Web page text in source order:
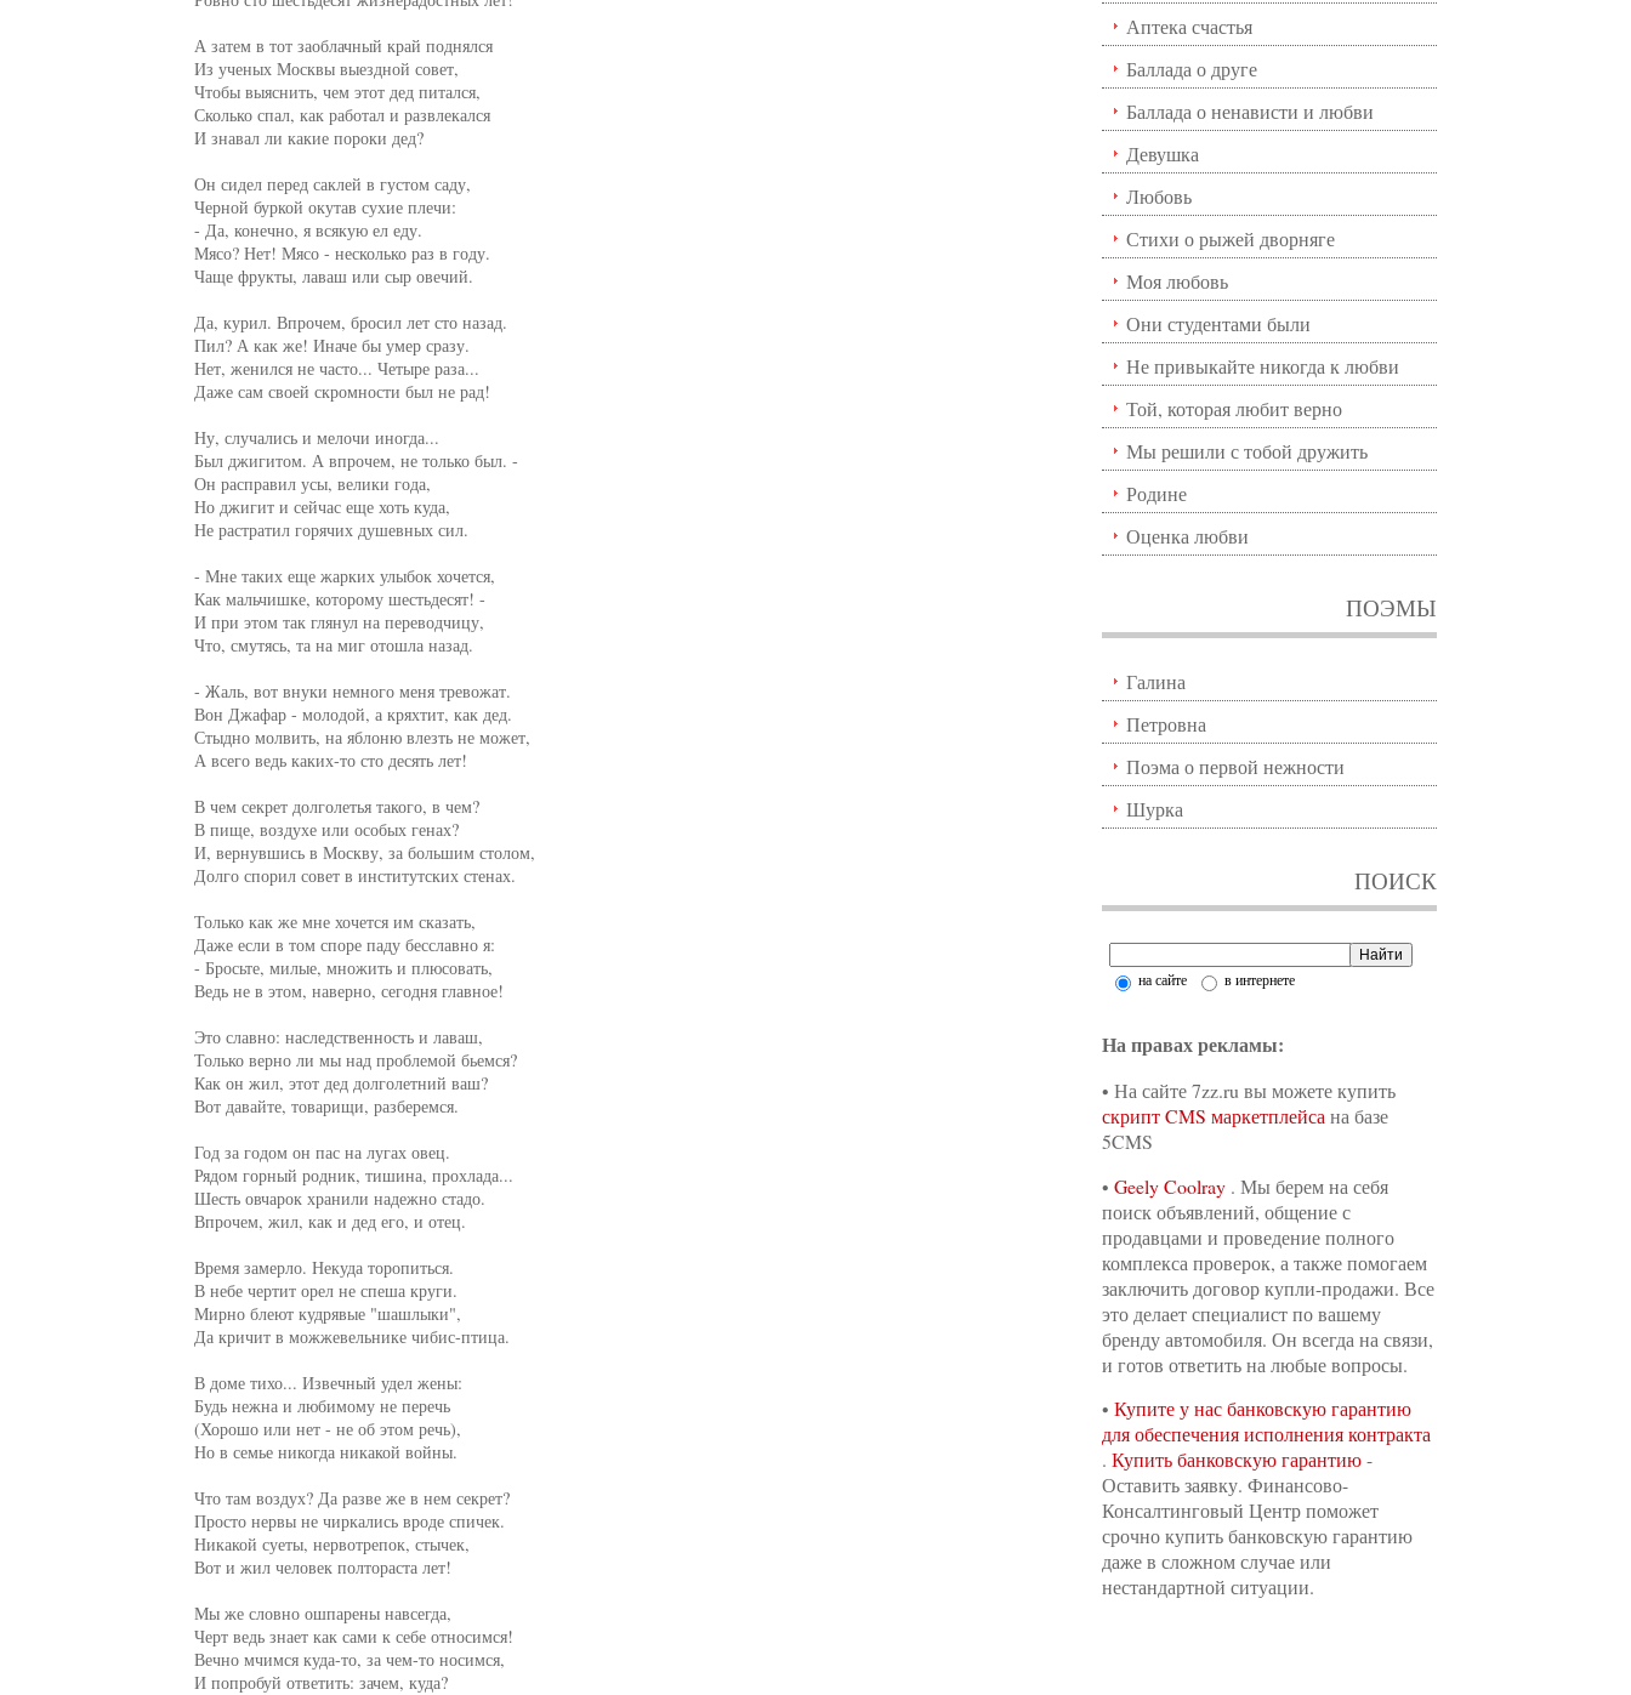
Аптека счастья
Баллада о друге
Баллада о ненависти и любви
Девушка
Любовь
Стихи о рыжей дворняге
Моя любовь
Они студентами были
Не привыкайте никогда к любви
Той, которая любит верно
Мы решили с тобой дружить
Родине
Оценка любви
ПОЭМЫ
Галина
Петровна
Поэма о первой нежности
Шурка
ПОИСК
на сайте в интернете
На правах рекламы:
• На сайте 7zz.ru вы можете купить
скрипт CMS маркетплейса на базе
5CMS
• Geely Coolray. Мы берем на себя
поиск объявлений, общение с
продавцами и проведение полного
комплекса проверок, а также помогаем
заключить договор купли-продажи. Все
это делает специалист по вашему
бренду автомобиля. Он всегда на связи,
и готов ответить на любые вопросы.
• Купите у нас банковскую гарантию
для обеспечения исполнения контракта
. Купить банковскую гарантию-
Оставить заявку. Финансово-
Консалтинговый Центр поможет
срочно купить банковскую гарантию
даже в сложном случае или
нестандартной ситуации.
А затем в тот заоблачный край поднялся
Из ученых Москвы выездной совет,
Чтобы выяснить, чем этот дед питался,
Сколько спал, как работал и развлекался
И знавал ли какие пороки дед?
Он сидел перед саклей в густом саду,
Черной буркой окутав сухие плечи:
- Да, конечно, я всякую ел еду.
Мясо? Нет! Мясо - несколько раз в году.
Чаще фрукты, лаваш или сыр овечий.
Да, курил. Впрочем, бросил лет сто назад.
Пил? А как же! Иначе бы умер сразу.
Нет, женился не часто... Четыре раза...
Даже сам своей скромности был не рад!
Ну, случались и мелочи иногда...
Был джигитом. А впрочем, не только был. -
Он расправил усы, велики года,
Но джигит и сейчас еще хоть куда,
Не растратил горячих душевных сил.
- Мне таких еще жарких улыбок хочется,
Как мальчишке, которому шестьдесят! -
И при этом так глянул на переводчицу,
Что, смутясь, та на миг отошла назад.
- Жаль, вот внуки немного меня тревожат.
Вон Джафар - молодой, а кряхтит, как дед.
Стыдно молвить, на яблоню влезть не может,
А всего ведь каких-то сто десять лет!
В чем секрет долголетья такого, в чем?
В пище, воздухе или особых генах?
И, вернувшись в Москву, за большим столом,
Долго спорил совет в институтских стенах.
Только как же мне хочется им сказать,
Даже если в том споре паду бесславно я:
- Бросьте, милые, множить и плюсовать,
Ведь не в этом, наверно, сегодня главное!
Это славно: наследственность и лаваш,
Только верно ли мы над проблемой бьемся?
Как он жил, этот дед долголетний ваш?
Вот давайте, товарищи, разберемся.
Год за годом он пас на лугах овец.
Рядом горный родник, тишина, прохлада...
Шесть овчарок хранили надежно стадо.
Впрочем, жил, как и дед его, и отец.
Время замерло. Некуда торопиться.
В небе чертит орел не спеша круги.
Мирно блеют кудрявые "шашлыки",
Да кричит в можжевельнике чибис-птица.
В доме тихо... Извечный удел жены:
Будь нежна и любимому не перечь
(Хорошо или нет - не об этом речь),
Но в семье никогда никакой войны.
Что там воздух? Да разве же в нем секрет?
Просто нервы не чиркались вроде спичек.
Никакой суеты, нервотрепок, стычек,
Вот и жил человек полтораста лет!
Мы же словно ошпарены навсегда,
Черт ведь знает как сами к себе относимся!
Вечно мчимся куда-то, за чем-то носимся,
И попробуй ответить: зачем, куда?